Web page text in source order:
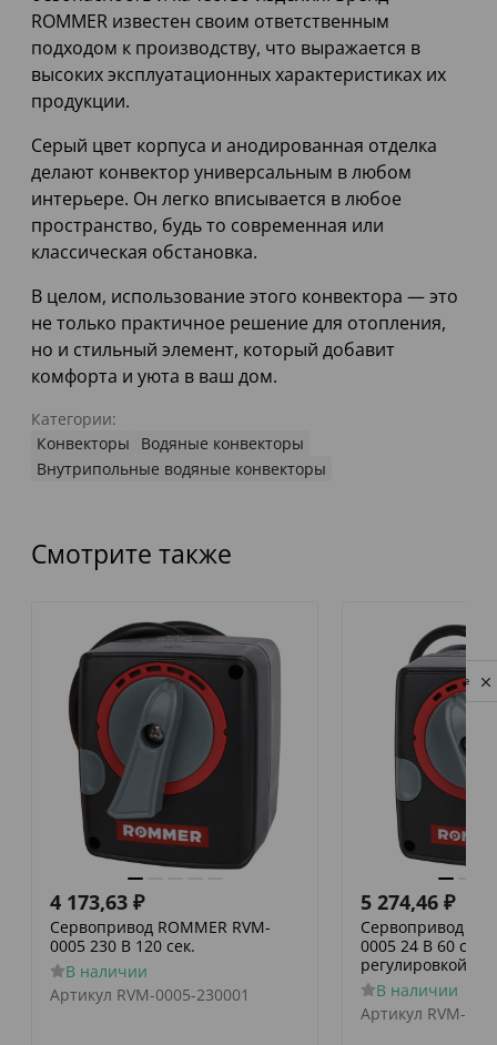
ROMMER известен своим ответственным
подходом к производству, что выражается в
высоких эксплуатационных характеристиках их
продукции.
Серый цвет корпуса и анодированная отделка
делают конвектор универсальным в любом
интерьере. Он легко вписывается в любое
пространство, будь то современная или
классическая обстановка.
В целом, использование этого конвектора — это
не только практичное решение для отопления,
но и стильный элемент, который добавит
комфорта и уюта в ваш дом.
Категории:
Конвекторы
Водяные конвекторы
Внутрипольные водяные конвекторы
Смотрите также
4 173,63 ₽
Сервопривод ROMMER RVM-
0005 230 В 120 сек.
В наличии
Артикул RVM-0005-230001
5 274,46 ₽
Сервопривод
0005 24 В 60
регулировкой по
В наличии
Артикул RVM-
Privacy notice